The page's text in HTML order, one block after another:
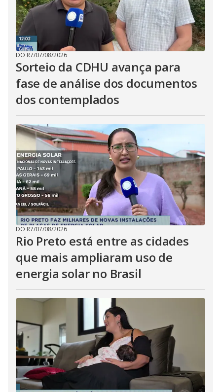
DO R7/07/08/2026
Sorteio da CDHU avança para
fase de análise dos documentos
dos contemplados
DO R7/07/08/2026
Rio Preto está entre as cidades
que mais ampliaram uso de
energia solar no Brasil